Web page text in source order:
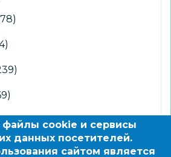
(176)
файлы cookie и сервисы
данных посетителей.
сайтом является